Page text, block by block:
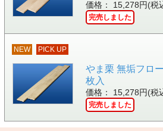
価格： 15,278円(税
完売しました
NEW PICK UP
やま栗 無垢フロ
枚入
価格： 15,278円(税
完売しました